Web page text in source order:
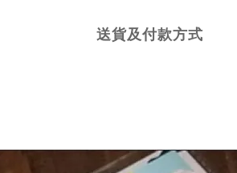
送貨及付款方式